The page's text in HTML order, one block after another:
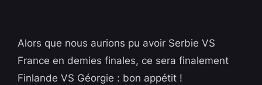
Alors que nous aurions pu avoir Serbie VS
France en demies finales, ce sera finalement
Finlande VS Géorgie : bon appétit !